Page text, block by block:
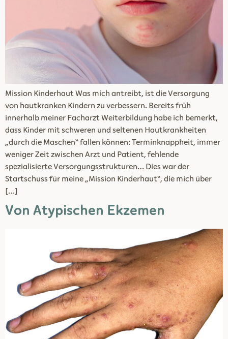
Mission Kinderhaut Was mich antreibt, ist die Versorgung
von hautkranken Kindern zu verbessern. Bereits früh
innerhalb meiner Facharzt Weiterbildung habe ich bemerkt,
dass Kinder mit schweren und seltenen Hautkrankheiten
„durch die Maschen“ fallen können: Terminknappheit, immer
weniger Zeit zwischen Arzt und Patient, fehlende
spezialisierte Versorgungsstrukturen… Dies war der
Startschuss für meine „Mission Kinderhaut“, die mich über
[…]
Von Atypischen Ekzemen